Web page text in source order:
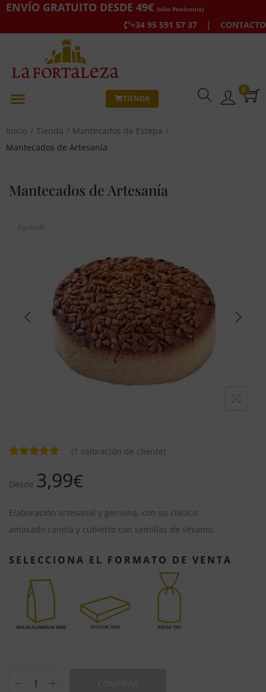
ENVÍO GRATUITO DESDE 49€ (sólo Península)
+34 95 591 57 37 | CONTACTO
TIENDA
0
Inicio / Tienda / Mantecados de Estepa /
Mantecados de Artesanía
Mantecados de Artesanía
Agotado
(1 valoración de cliente)
Desde 3,99€
Elaboración artesanal y genuina, con su clásico
amasado canela y cubierto con semillas de sésamo.
SELECCIONA EL FORMATO DE VENTA